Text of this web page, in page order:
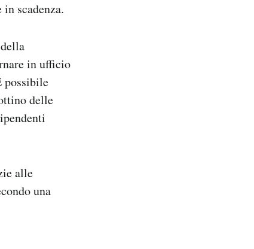
scadenza.
in ufficio
possibile
delle
alle
una